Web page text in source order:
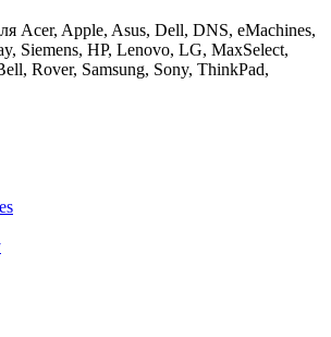
Acer, Apple, Asus, Dell, DNS, eMachines,
Siemens, HP, Lenovo, LG, MaxSelect,
Rover, Samsung, Sony, ThinkPad,